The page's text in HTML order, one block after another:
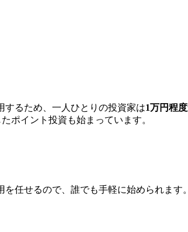
るため、一人ひとりの投資家は1万円程
ポイント投資も始まっています。
を任せるので、誰でも手軽に始められます。